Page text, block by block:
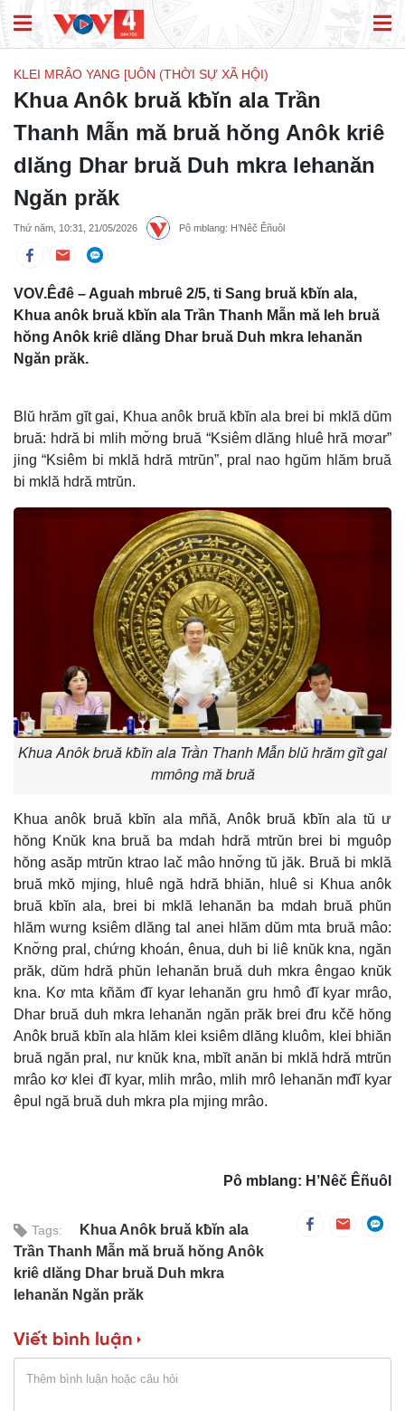
KLEI MRÂO YANG [UÔN (THỜI SỰ XÃ HỘI)
Khua Anôk bruă kƀĭn ala Trần
Thanh Mẫn mă bruă hŏng Anôk kriê
dlăng Dhar bruă Duh mkra lehanăn
Ngăn prăk
Thứ năm, 10:31, 21/05/2026 Pô mblang: H’Nêč Êñuôl
VOV.Êđê – Aguah mbruê 2/5, ti Sang bruă kƀĭn ala,
Khua anôk bruă kƀĭn ala Trần Thanh Mẫn mă leh bruă
hŏng Anôk kriê dlăng Dhar bruă Duh mkra lehanăn
Ngăn prăk.
Blŭ hrăm gĭt gai, Khua anôk bruă kƀĭn ala brei bi mklă dŭm
bruă: hdră bi mlih mơ̆ng bruă “Ksiêm dlăng hluê hră mơar”
jing “Ksiêm bi mklă hdră mtrŭn”, pral nao hgŭm hlăm bruă
bi mklă hdră mtrŭn.
Khua Anôk bruă kƀĭn ala Trần Thanh Mẫn blŭ hrăm gĭt gai
mmông mă bruă
Khua anôk bruă kbĭn ala mñă, Anôk bruă kƀĭn ala tŭ ư
hŏng Knŭk kna bruă ba mdah hdră mtrŭn brei bi mguôp
hŏng asăp mtrŭn ktrao lač mâo hnơ̆ng tŭ jăk. Bruă bi mklă
bruă mkŏ mjing, hluê ngă hdră bhiăn, hluê si Khua anôk
bruă kbĭn ala, brei bi mklă lehanăn ba mdah bruă phŭn
hlăm wưng ksiêm dlăng tal anei hlăm dŭm mta bruă mâo:
Knơ̆ng pral, chứng khoán, ênua, duh bi liê knŭk kna, ngăn
prăk, dŭm hdră phŭn lehanăn bruă duh mkra êngao knŭk
kna. Kơ mta kñăm đĭ kyar lehanăn gru hmô đĭ kyar mrâo,
Dhar bruă duh mkra lehanăn ngăn prăk brei đru kčĕ hŏng
Anôk bruă kbĭn ala hlăm klei ksiêm dlăng kluôm, klei bhiăn
bruă ngăn pral, nư knŭk kna, mbĭt anăn bi mklă hdră mtrŭn
mrâo kơ klei đĭ kyar, mlih mrâo, mlih mrô lehanăn mđĭ kyar
êpul ngă bruă duh mkra pla mjing mrâo.
Pô mblang: H’Nêč Êñuôl
Tags:
Khua Anôk bruă kƀĭn ala
Trần Thanh Mẫn mă bruă hŏng Anôk
kriê dlăng Dhar bruă Duh mkra
lehanăn Ngăn prăk
Viết bình luận